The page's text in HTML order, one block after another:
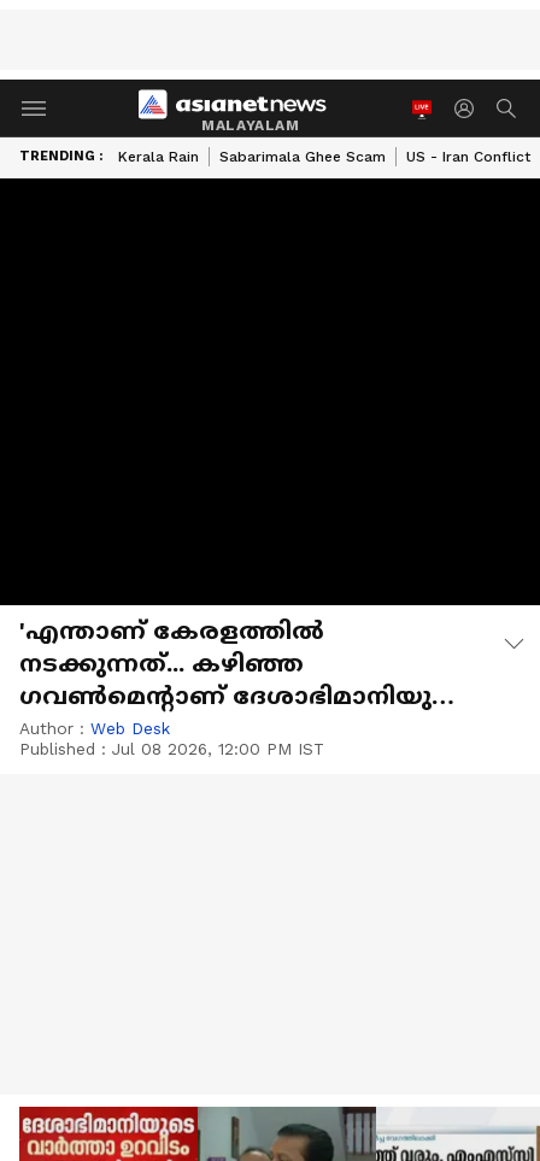
MALAYALAM
TRENDING : Kerala Rain Sabarimala Ghee Scam US - Iran Conflict
'എന്താണ് കേരളത്തില്‍
നടക്കുന്നത്... കഴിഞ്ഞ
ഗവണ്‍മെന്‍റാണ് ദേശാഭിമാനിയുടെ
വാര്‍ത്തയുടെ സോഴ്‌സ്'
Author : Web Desk
Published : Jul 08 2026, 12:00 PM IST